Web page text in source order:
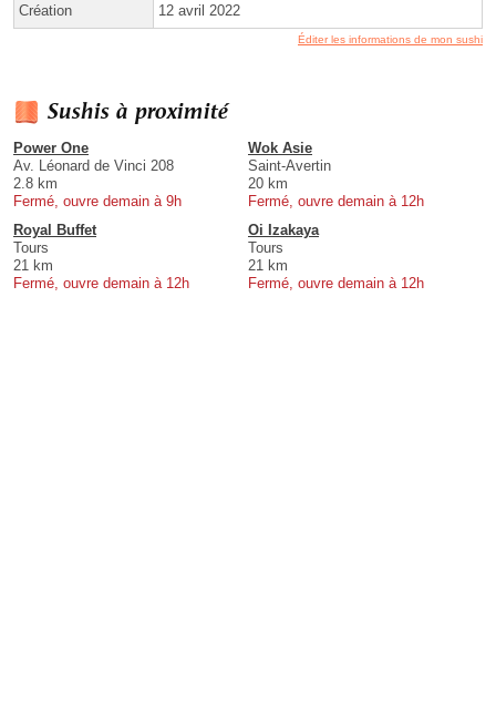
Création 12 avril 2022
Éditer les informations de mon sushi
Sushis à proximité
Power One
Av. Léonard de Vinci 208
2.8 km
Fermé, ouvre demain à 9h
Wok Asie
Saint-Avertin
20 km
Fermé, ouvre demain à 12h
Royal Buffet
Tours
21 km
Fermé, ouvre demain à 12h
Oi Izakaya
Tours
21 km
Fermé, ouvre demain à 12h